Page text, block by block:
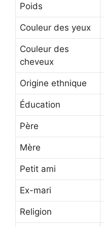
Poids
Couleur des yeux
Couleur des
cheveux
Origine ethnique
Éducation
Père
Mère
Petit ami
Ex-mari
Religion